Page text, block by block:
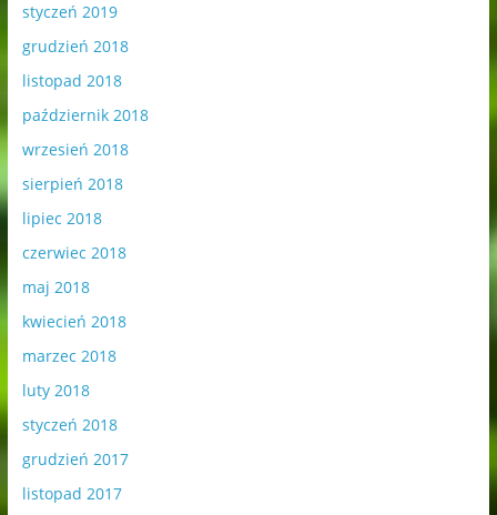
styczeń 2019
grudzień 2018
listopad 2018
październik 2018
wrzesień 2018
sierpień 2018
lipiec 2018
czerwiec 2018
maj 2018
kwiecień 2018
marzec 2018
luty 2018
styczeń 2018
grudzień 2017
listopad 2017